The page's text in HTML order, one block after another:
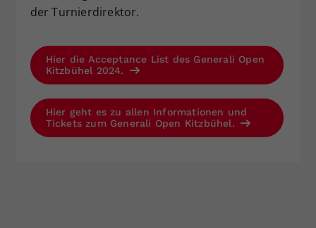
der Turnierdirektor.
Hier die Acceptance List des Generali Open
Kitzbühel 2024.
Hier geht es zu allen Informationen und
Tickets zum Generali Open Kitzbühel.